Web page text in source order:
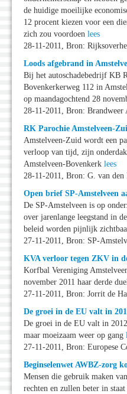
de huidige moeilijke
12 procent kiezen voor een
zich zou voordoen lees
28-11-2011, Bron:
Loods afgebrand in
Bij het autoschadebedrijf KB
Bovenkerkerweg 112 in
op maandagochtend 28
28-11-2011, Bron: Brandweer
RK Parochie Amstelveen-
Amstelveen-Zuid wordt een
verloop van tijd, zijn
Amstelveen-Bovenkerk lees
28-11-2011, Bron: G. van den
Open brief SP-Amstelveen
De SP-Amstelveen is op
over jarenlange leegstand in
beleid worden pijnlijk
27-11-2011, Bron: SP-
KVA verloor tegen ZKV in
Korfbal Vereniging
november 2011 haar derde
27-11-2011, Bron: Jorrit de
De groei in de EU valt in
De groei in de EU valt in
maar moeizaam weer op gang
27-11-2011, Bron: Europese
Beginselenwet AWBZ-zorg
Mensen die gebruik maken
rechten en zullen beter in